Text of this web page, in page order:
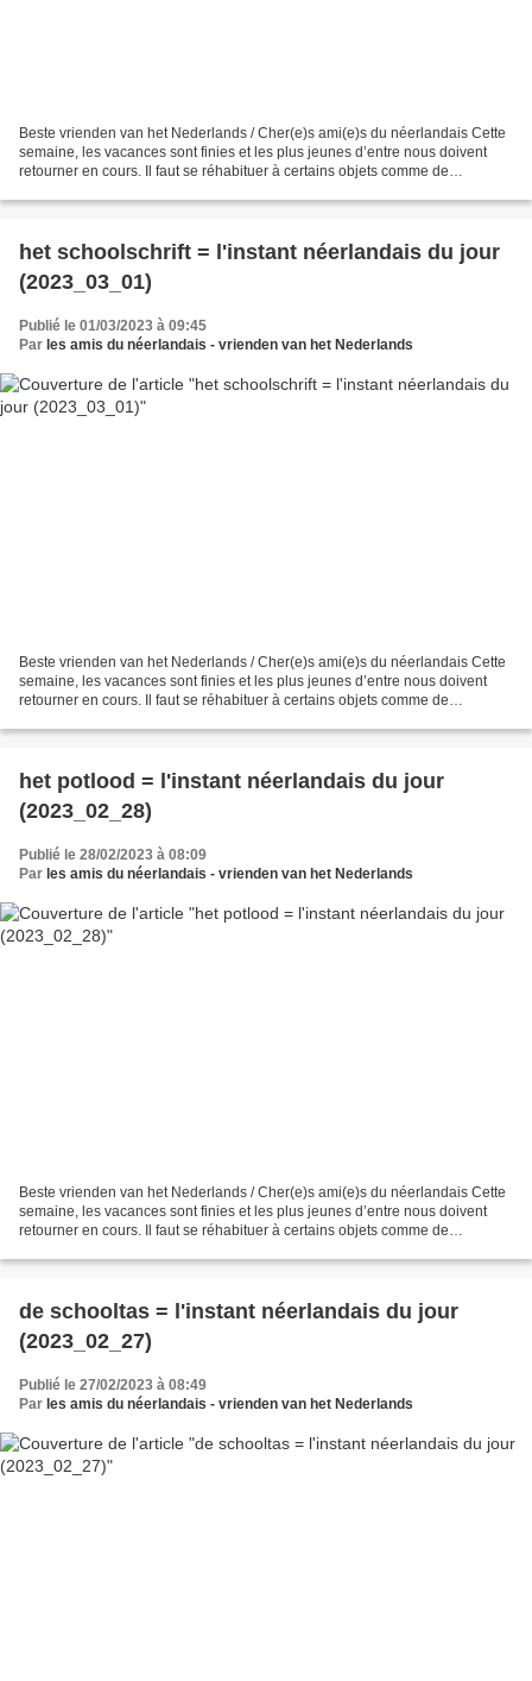
Beste vrienden van het Nederlands / Cher(e)s ami(e)s du néerlandais Cette
semaine, les vacances sont finies et les plus jeunes d’entre nous doivent
retourner en cours. Il faut se réhabituer à certains objets comme de
het schoolschrift = l'instant néerlandais du jour
(2023_03_01)
Publié le 01/03/2023 à 09:45
Par les amis du néerlandais - vrienden van het Nederlands
Beste vrienden van het Nederlands / Cher(e)s ami(e)s du néerlandais Cette
semaine, les vacances sont finies et les plus jeunes d’entre nous doivent
retourner en cours. Il faut se réhabituer à certains objets comme de
het potlood = l'instant néerlandais du jour
(2023_02_28)
Publié le 28/02/2023 à 08:09
Par les amis du néerlandais - vrienden van het Nederlands
Beste vrienden van het Nederlands / Cher(e)s ami(e)s du néerlandais Cette
semaine, les vacances sont finies et les plus jeunes d’entre nous doivent
retourner en cours. Il faut se réhabituer à certains objets comme de
de schooltas = l'instant néerlandais du jour
(2023_02_27)
Publié le 27/02/2023 à 08:49
Par les amis du néerlandais - vrienden van het Nederlands